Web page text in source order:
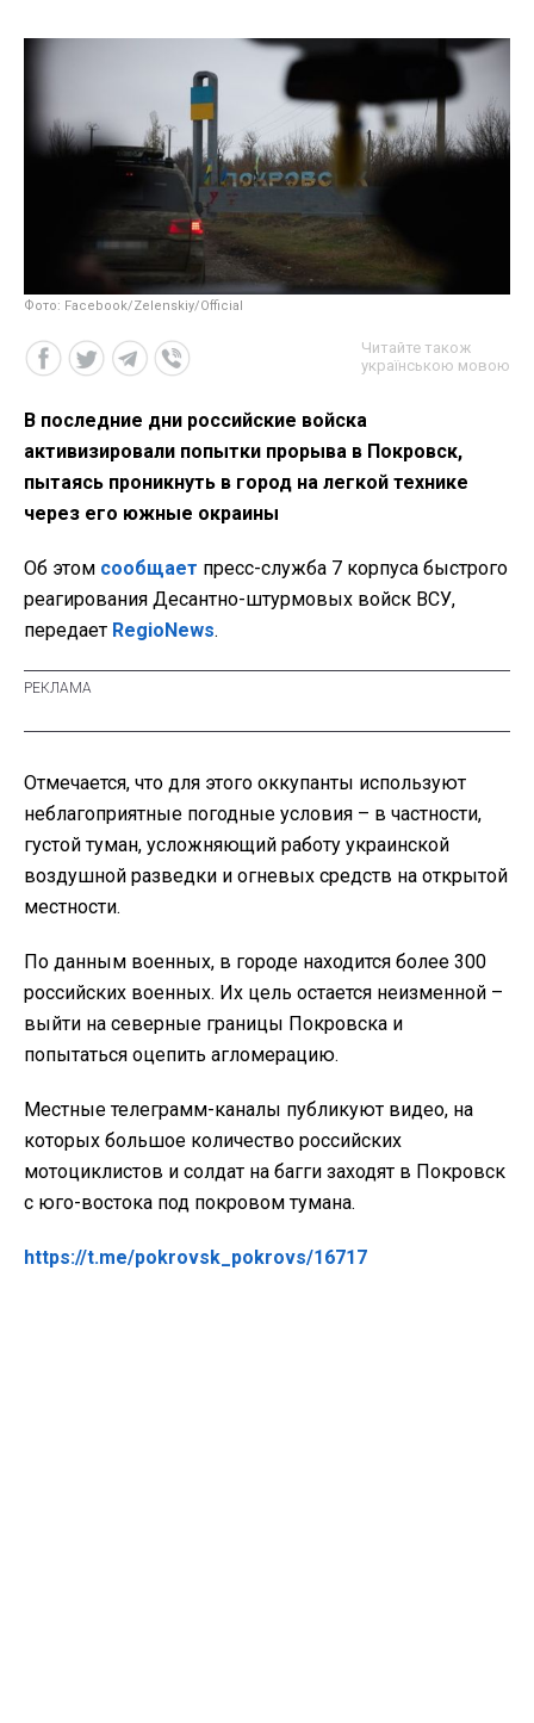
Фото: Facebook/Zelenskiy/Official
Читайте також
українською мовою
В последние дни российские войска
активизировали попытки прорыва в Покровск,
пытаясь проникнуть в город на легкой технике
через его южные окраины
Об этом сообщает пресс-служба 7 корпуса быстрого
реагирования Десантно-штурмовых войск ВСУ,
передает RegioNews.
Отмечается, что для этого оккупанты используют
неблагоприятные погодные условия – в частности,
густой туман, усложняющий работу украинской
воздушной разведки и огневых средств на открытой
местности.
По данным военных, в городе находится более 300
российских военных. Их цель остается неизменной –
выйти на северные границы Покровска и
попытаться оцепить агломерацию.
Местные телеграмм-каналы публикуют видео, на
которых большое количество российских
мотоциклистов и солдат на багги заходят в Покровск
с юго-востока под покровом тумана.
https://t.me/pokrovsk_pokrovs/16717